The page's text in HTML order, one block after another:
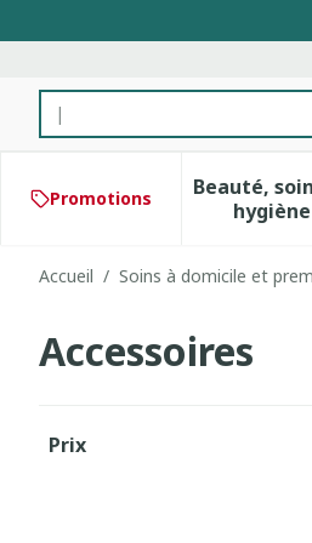
Rechercher
Promotions
Beauté,
hygiène
Accueil / Soins à domicile et
Accessoires
Prix